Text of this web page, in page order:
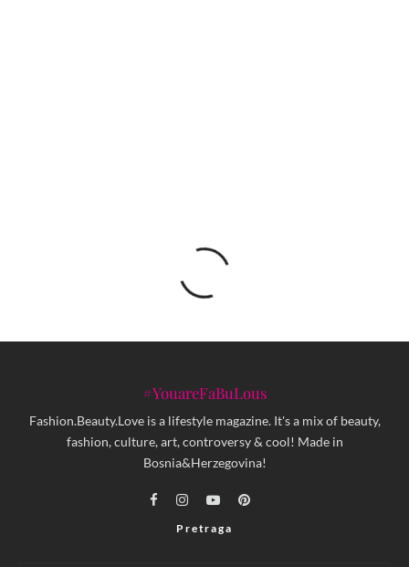
#YouareFaBuLous
Fashion.Beauty.Love is a lifestyle magazine. It's a mix of beauty,
fashion, culture, art, controversy & cool! Made in
Bosnia&Herzegovina!
Pretraga